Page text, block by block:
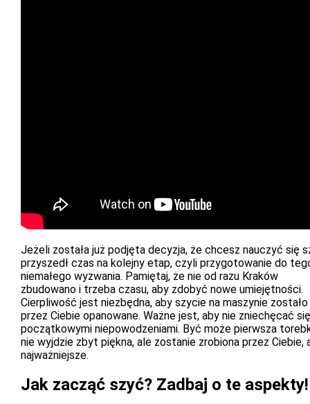
Jeżeli została już podjęta decyzja, że chcesz nauczyć się
przyszedł czas na kolejny etap, czyli przygotowanie do
niemałego wyzwania. Pamiętaj, że nie od razu Kraków
zbudowano i trzeba czasu, aby zdobyć nowe umiejętności.
Cierpliwość jest niezbędna, aby szycie na maszynie zostało
przez Ciebie opanowane. Ważne jest, aby nie zniechęcać się
początkowymi niepowodzeniami. Być może pierwsza
nie wyjdzie zbyt piękna, ale zostanie zrobiona przez Ciebie,
najważniejsze.
Jak zacząć szyć? Zadbaj o te aspekty!